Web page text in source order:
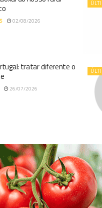
02/08/2026
tratar diferente o
26/07/2026